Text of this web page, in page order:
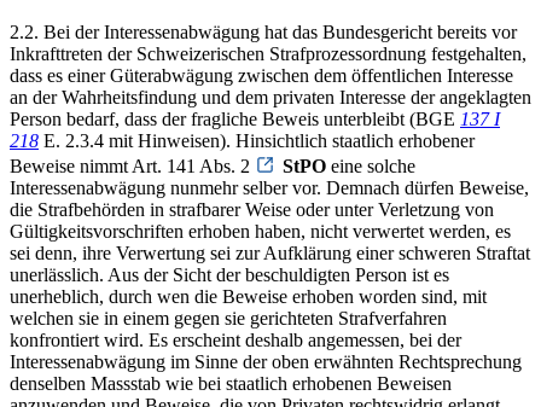
2.2. Bei der Interessenabwägung hat das Bundesgericht bereits vor
Inkrafttreten der Schweizerischen Strafprozessordnung festgehalten,
dass es einer Güterabwägung zwischen dem öffentlichen Interesse
an der Wahrheitsfindung und dem privaten Interesse der angeklagten
Person bedarf, dass der fragliche Beweis unterbleibt (BGE 137 I
218 E. 2.3.4 mit Hinweisen). Hinsichtlich staatlich erhobener
Beweise nimmt Art. 141 Abs. 2
StPO eine solche
Interessenabwägung nunmehr selber vor. Demnach dürfen Beweise,
die Strafbehörden in strafbarer Weise oder unter Verletzung von
Gültigkeitsvorschriften erhoben haben, nicht verwertet werden, es
sei denn, ihre Verwertung sei zur Aufklärung einer schweren Straftat
unerlässlich. Aus der Sicht der beschuldigten Person ist es
unerheblich, durch wen die Beweise erhoben worden sind, mit
welchen sie in einem gegen sie gerichteten Strafverfahren
konfrontiert wird. Es erscheint deshalb angemessen, bei der
Interessenabwägung im Sinne der oben erwähnten Rechtsprechung
denselben Massstab wie bei staatlich erhobenen Beweisen